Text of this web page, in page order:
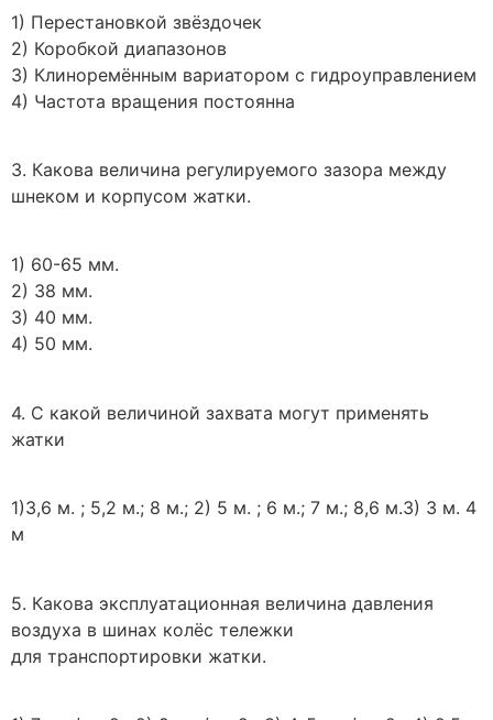
1) Перестановкой звёздочек
2) Коробкой диапазонов
3) Клиноремённым вариатором с гидроуправлением
4) Частота вращения постоянна
3. Какова величина регулируемого зазора между
шнеком и корпусом жатки.
1) 60-65 мм.
2) 38 мм.
3) 40 мм.
4) 50 мм.
4. С какой величиной захвата могут применять
жатки
1)3,6 м. ; 5,2 м.; 8 м.; 2) 5 м. ; 6 м.; 7 м.; 8,6 м.3) 3 м. 4
м
5. Какова эксплуатационная величина давления
воздуха в шинах колёс тележки
для транспортировки жатки.